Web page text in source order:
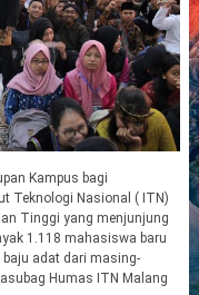
Kampus bagi
Teknologi Nasional ( ITN)
Tinggi yang menjunjung
1.118 mahasiswa baru
adat dari masing-
Humas ITN Malang